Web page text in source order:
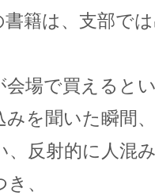
籍は、支部で
場で買えると
みを聞いた瞬間
、反射的に人混
、